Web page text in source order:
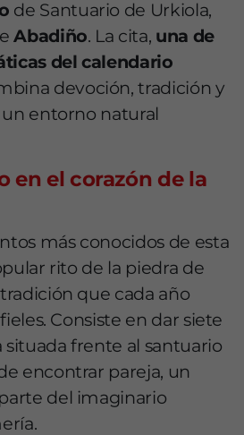
de Santuario de Urkiola,
Abadiño. La cita, una de
del calendario
devoción, tradición y
entorno natural
en el corazón de la
más conocidos de esta
rito de la piedra de
que cada año
Consiste en dar siete
situada frente al santuario
encontrar pareja, un
del imaginario